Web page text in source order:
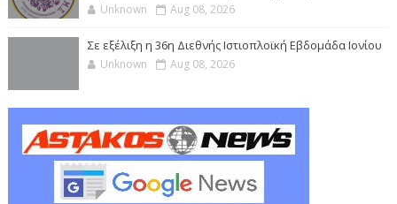
Unknown Aug 08, 2026
Σε εξέλιξη η 36η Διεθνής Ιστιοπλοϊκή Εβδομάδα Ιονίου
Unknown Aug 08, 2026